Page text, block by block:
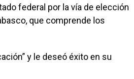
federal por la vía de elección
que comprende los
y le deseó éxito en su